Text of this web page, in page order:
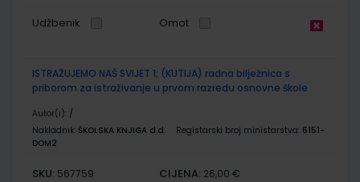
Udžbenik Omot
ISTRAŽUJEMO NAŠ SVIJET 1; (KUTIJA) radna bilježnica s
priborom za istraživanje u prvom razredu osnovne škole
Autor(i): /
Nakladnik: ŠKOLSKA KNJIGA d.d. Registarski broj ministarstva: 6151-
DOM2
SKU: 567759 CIJENA: 26,00 €